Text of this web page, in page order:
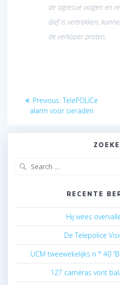
de agressie volgen en
dief is vertrokken,
de verkoper praten.
Berichtnavigatie
Previous:Previous
post:
TelePOLICe
alarm voor sieraden
RECENTE
Hij wees
De Telepolice
UCM tweewekelijks n ° 40
127 caméras vont